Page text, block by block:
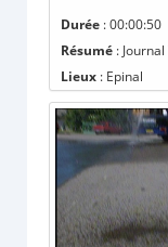
Durée : 00:00:50
Résumé :
Lieux : Epinal